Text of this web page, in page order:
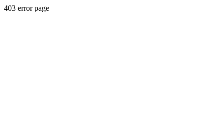
403 error page